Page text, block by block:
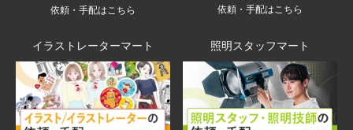
依頼・手配はこちら
依頼・手配はこちら
イラストレーターマート 照明スタッフマート